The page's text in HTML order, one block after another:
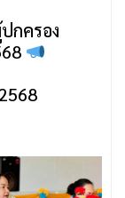
กครอง